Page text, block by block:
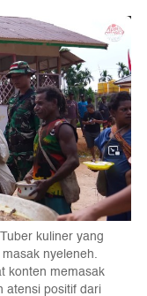
kuliner yang
nyeleneh.
konten memasak
atensi positif dari